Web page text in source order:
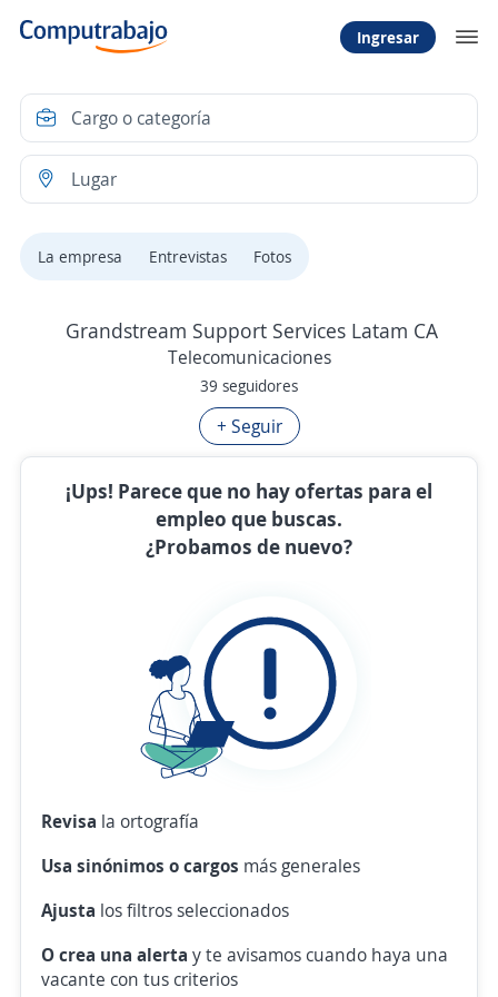
Ingresar
La empresa Entrevistas Fotos
Grandstream Support Services Latam CA
Telecomunicaciones
39 seguidores
+ Seguir
¡Ups! Parece que no hay ofertas para el
empleo que buscas.
¿Probamos de nuevo?
Revisa la ortografía
Usa sinónimos o cargos más generales
Ajusta los filtros seleccionados
O crea una alerta y te avisamos cuando haya una
vacante con tus criterios